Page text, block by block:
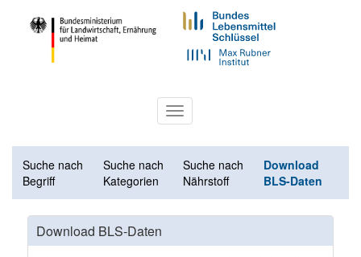
Toggle
navigation
Suche nach
Begriff
Suche nach
Kategorien
Suche nach
Nährstoff
Download
BLS-Daten
Download BLS-Daten